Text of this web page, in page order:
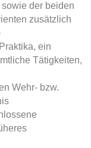
der beiden
zusätzlich
ein
Tätigkeiten,
Wehr- bzw.